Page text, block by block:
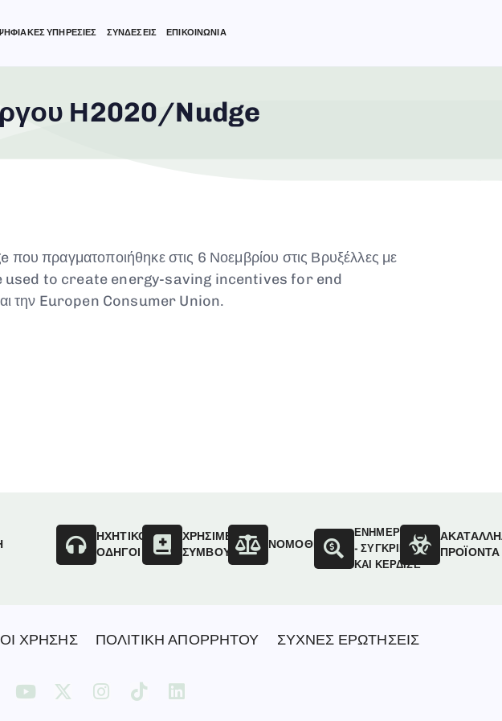
ΥΠΗΡΕΣΙΕΣ ΣΥΝΔΕΣΕΙΣ ΕΠΙΚΟΙΝΩΝΙΑ
Η2020/Nudge
πραγματοποιήθηκε στις 6 Νοεμβρίου στις Βρυξέλλες με
used to create energy-saving incentives for end
την Europen Consumer Union.
ΗΧΗΤΙΚΟΙ
ΟΔΗΓΟΙ
ΧΡΗΣΙΜΕΣ
ΣΥΜΒΟΥΛΕΣ
ΝΟΜΟΘΕΣΙΑ
ΕΝΗΜΕΡΩΣΟΥ
- ΣΥΓΚΡΙΝΕ
ΚΑΙ ΚΕΡΔΙΣΕ
ΠΡΟΪΟΝΤΑ
ΧΡΗΣΗΣ ΠΟΛΙΤΙΚΗ ΑΠΟΡΡΗΤΟΥ ΣΥΧΝΕΣ ΕΡΩΤΗΣΕΙΣ